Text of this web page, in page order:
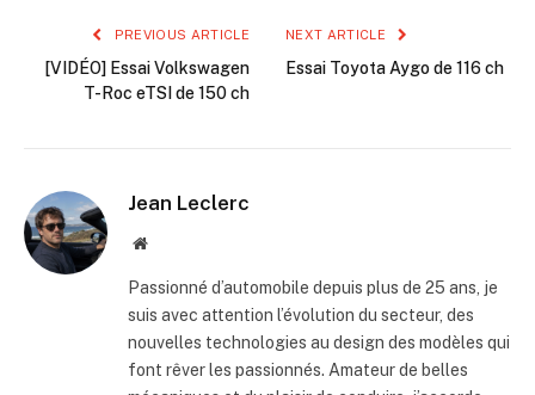
PREVIOUS ARTICLE
[VIDÉO] Essai Volkswagen
T-Roc eTSI de 150 ch
NEXT ARTICLE
Essai Toyota Aygo de 116 ch
Jean Leclerc
Website
Passionné d’automobile depuis plus de 25 ans, je
suis avec attention l’évolution du secteur, des
nouvelles technologies au design des modèles qui
font rêver les passionnés. Amateur de belles